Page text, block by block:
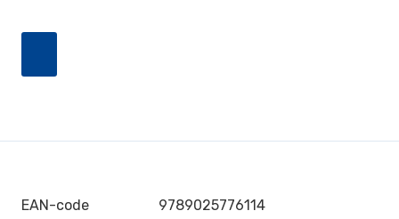
EAN-code 9789025776114